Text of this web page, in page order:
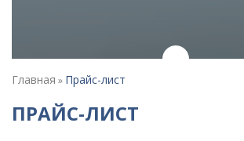
Главная » Прайс-лист
ПРАЙС-ЛИСТ